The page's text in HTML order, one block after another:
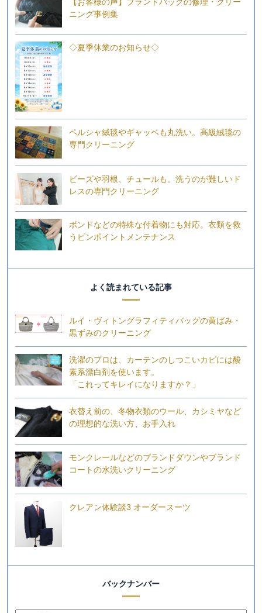
【お客様の声】ブランドバッグの修理・クリー
ニング事例集
◇夏季休業のお知らせ◇
ペルシャ絨毯やギャッベも丸洗い。高級絨毯の
専門クリーニング
ビーズや羽根、チュールも。洗うのが難しいド
レスの専門クリーニング
ボンドなどの特殊な付着物にも対応。衣類を救
うピンポイントメンテナンス
よく読まれている記事
ルイ・ヴィトングラフィティバッグの黄ばみ・
黒ずみのクリーニング
洗濯のプロは、カーテンのしつこいカビには酸
素系漂白剤を使います。
「これってキレイになりますか？」
衣替え前の、冬物衣類のウール、カシミヤなど
の理想的な洗い方、お手入れ
モンクレールなどのブランドダウンやブランド
コートの水洗いクリーニング
クレアン体験談3 オーダースーツ
バックナンバー